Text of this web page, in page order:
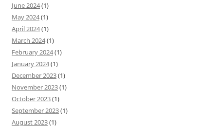
June 2024(1)
May 2024(1)
April 2024(1)
March 2024(1)
February 2024(1)
January 2024(1)
December 2023(1)
November 2023(1)
October 2023(1)
September 2023(1)
August 2023(1)